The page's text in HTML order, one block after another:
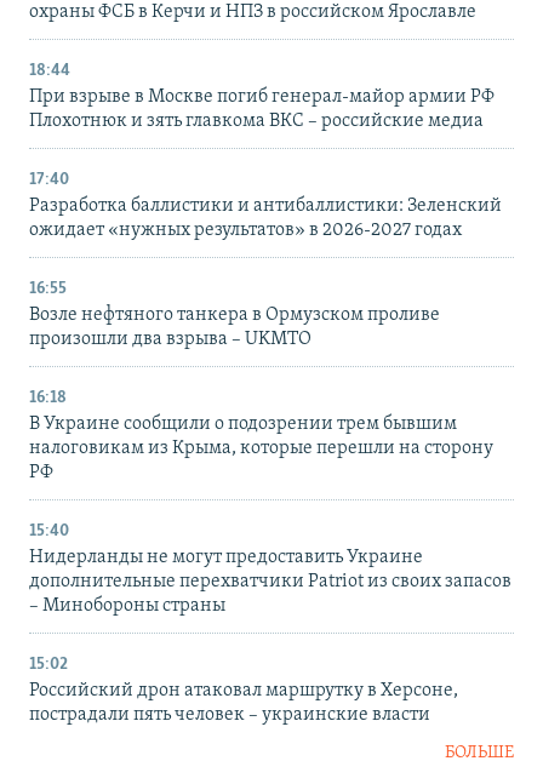
охраны ФСБ в Керчи и НПЗ в российском Ярославле
18:44
При взрыве в Москве погиб генерал-майор армии РФ
Плохотнюк и зять главкома ВКС – российские медиа
17:40
Разработка баллистики и антибаллистики: Зеленский
ожидает «нужных результатов» в 2026-2027 годах
16:55
Возле нефтяного танкера в Ормузском проливе
произошли два взрыва – UKMTO
16:18
В Украине сообщили о подозрении трем бывшим
налоговикам из Крыма, которые перешли на сторону
РФ
15:40
Нидерланды не могут предоставить Украине
дополнительные перехватчики Patriot из своих запасов
– Минобороны страны
15:02
Российский дрон атаковал маршрутку в Херсоне,
пострадали пять человек – украинские власти
БОЛЬШЕ